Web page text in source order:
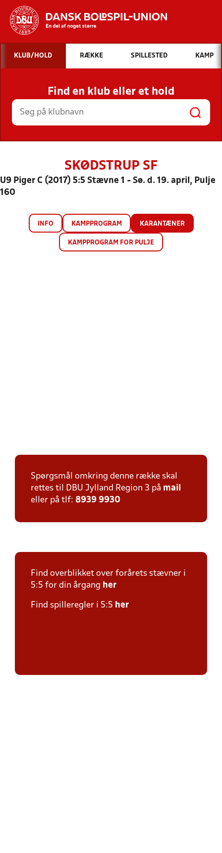
Hvad vil du søge efter?
INDHOLD OG NYHEDER
STILLINGER, RESULTATER, KLUBBER OG
HOLD
KLUB/HOLD RÆKKE SPILLESTED KAMP
Find en klub eller et hold
SKØDSTRUP SF
U9 Piger C (2017) 5:5 Stævne 1 - Sø. d. 19. april, Pulje
160
INFO KAMPPROGRAM KARANTÆNER
KAMPPROGRAM FOR PULJE
Spørgsmål omkring denne række skal
rettes til DBU Jylland Region 3 på mail
eller på tlf: 8939 9930
Find overblikket over forårets stævner i
5:5 for din årgang her
Find spilleregler i 5:5 her